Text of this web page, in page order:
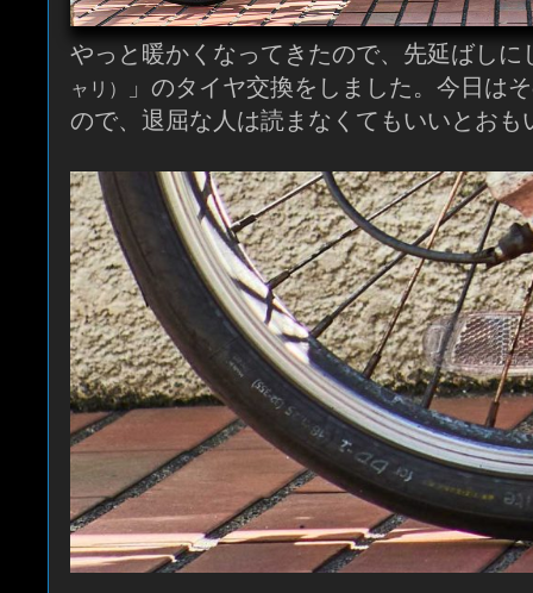
やっと暖かくなってきたので、先延ばしに
ャリ）
」のタイヤ交換をしました。今日は
ので、退屈な人は読まなくてもいいとおも